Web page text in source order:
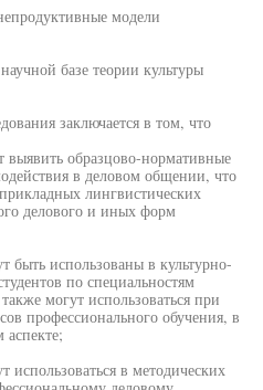
модели
базе теории культуры
заключается в том, что
выявить образцово-нормативные
в деловом общении, что
лингвистических
делового и иных форм
быть использованы в культурно-
по специальностям
могут использоваться при
профессионального обучения, в
аспекте;
использоваться в методических